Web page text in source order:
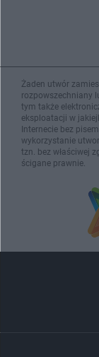
Żaden utwór
rozpowszechniany
tym także
eksploatacji w
Internecie bez
wykorzystanie
tzn. bez właściwej
ścigane prawnie.